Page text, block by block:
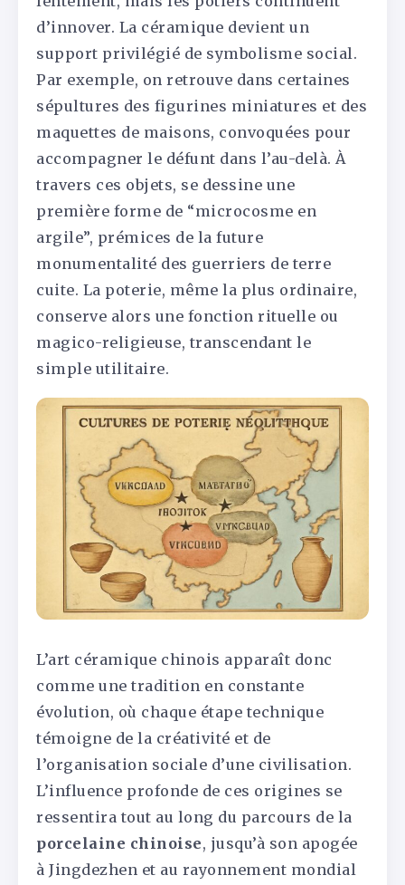
d’innover. La céramique devient un
support privilégié de symbolisme social.
Par exemple, on retrouve dans certaines
sépultures des figurines miniatures et des
maquettes de maisons, convoquées pour
accompagner le défunt dans l’au-delà. À
travers ces objets, se dessine une
première forme de “microcosme en
argile”, prémices de la future
monumentalité des guerriers de terre
cuite. La poterie, même la plus ordinaire,
conserve alors une fonction rituelle ou
magico-religieuse, transcendant le
simple utilitaire.
L’art céramique chinois apparaît donc
comme une tradition en constante
évolution, où chaque étape technique
témoigne de la créativité et de
l’organisation sociale d’une civilisation.
L’influence profonde de ces origines se
ressentira tout au long du parcours de la
porcelaine chinoise, jusqu’à son apogée
à Jingdezhen et au rayonnement mondial